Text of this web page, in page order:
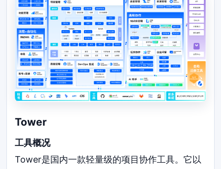
Tower
工具概况
Tower是国内一款轻量级的项目协作工具。它以